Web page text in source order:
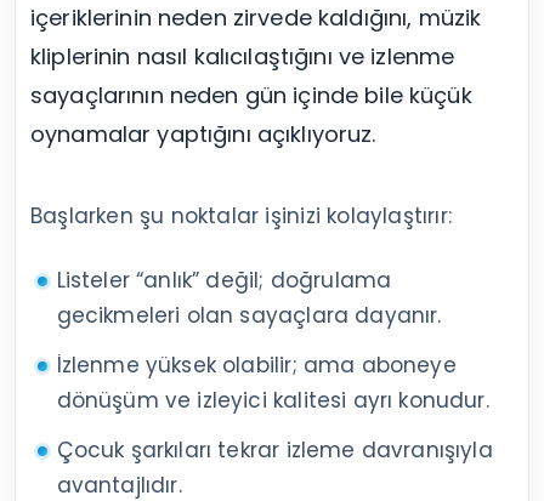
içeriklerinin neden zirvede kaldığını, müzik
kliplerinin nasıl kalıcılaştığını ve izlenme
sayaçlarının neden gün içinde bile küçük
oynamalar yaptığını açıklıyoruz.
Başlarken şu noktalar işinizi kolaylaştırır:
Listeler “anlık” değil; doğrulama
gecikmeleri olan sayaçlara dayanır.
İzlenme yüksek olabilir; ama aboneye
dönüşüm ve izleyici kalitesi ayrı konudur.
Çocuk şarkıları tekrar izleme davranışıyla
avantajlıdır.